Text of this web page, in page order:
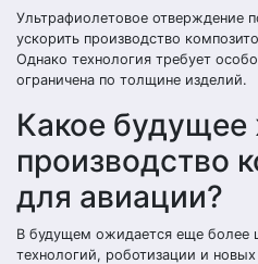
Ультрафиолетовое отверждение
ускорить производство
Однако технология требует
ограничена по толщине изделий.
Какое
производство
для авиации?
В будущем ожидается еще более
технологий, роботизации и